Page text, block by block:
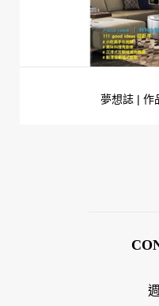
夢想誌 | 作